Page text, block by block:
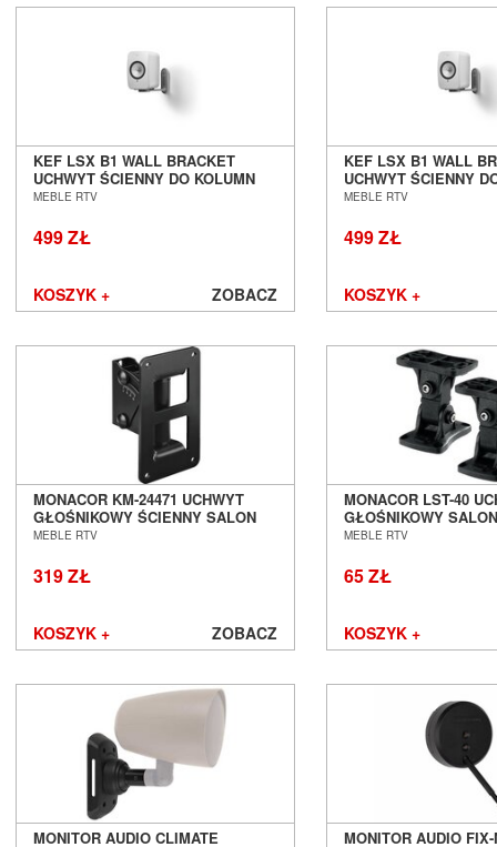
KEF LSX B1 WALL BRACKET
UCHWYT ŚCIENNY DO KOLUMN
SALON POZNAŃ WROCŁAW
MEBLE RTV
499 ZŁ
KOSZYK + ZOBACZ
KEF LSX B1 WALL
UCHWYT ŚCIENNY
SALON POZNAŃ
MEBLE RTV
499 ZŁ
KOSZYK +
MONACOR KM-24471 UCHWYT
GŁOŚNIKOWY ŚCIENNY SALON
POZNAŃ WROCŁAW
MEBLE RTV
319 ZŁ
KOSZYK + ZOBACZ
MONACOR LST-40
GŁOŚNIKOWY
WROCŁAW
MEBLE RTV
65 ZŁ
KOSZYK +
MONITOR AUDIO CLIMATE
MONITOR AUDIO